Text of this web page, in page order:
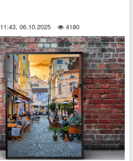
11:43, 06.10.2025 4180